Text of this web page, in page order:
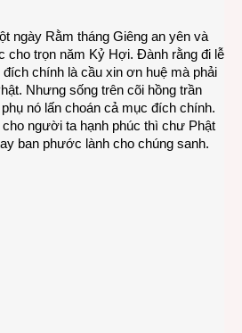
ngày Rằm tháng Giêng an yên và
cho trọn năm Kỷ Hợi. Đành rằng đi lễ
chính là cầu xin ơn huệ mà phải
Nhưng sống trên cõi hồng trần
nó lấn choán cả mục đích chính.
người ta hạnh phúc thì chư Phật
ban phước lành cho chúng sanh.